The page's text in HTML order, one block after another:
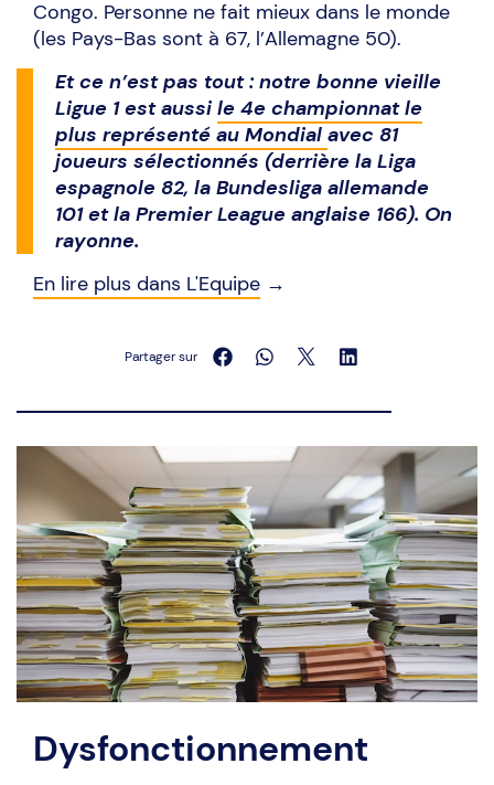
Congo. Personne ne fait mieux dans le monde
(les Pays-Bas sont à 67, l’Allemagne 50).
Et ce n’est pas tout : notre bonne vieille
Ligue 1 est aussi le 4e championnat le
plus représenté au Mondial avec 81
joueurs sélectionnés (derrière la Liga
espagnole 82, la Bundesliga allemande
101 et la Premier League anglaise 166). On
rayonne.
En lire plus dans L'Equipe →
Partager sur
Dysfonctionnement